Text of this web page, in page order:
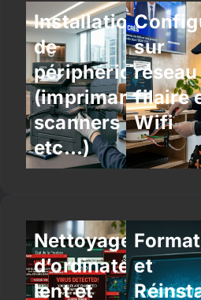
Installation
de
périphériques
(imprimantes,
scanners
etc…)
sur
réseau
filaire
Wifi
Nettoyage
d’ordinateur
lent et
et